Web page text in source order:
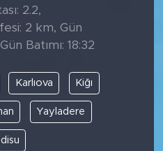
2.2,
2 km, Gün
Batımı: 18:32
Karlıova Kiğı
Yayladere